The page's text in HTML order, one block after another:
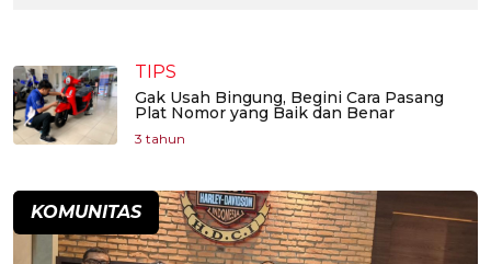
TIPS
Gak Usah Bingung, Begini Cara Pasang
Plat Nomor yang Baik dan Benar
3 tahun
KOMUNITAS